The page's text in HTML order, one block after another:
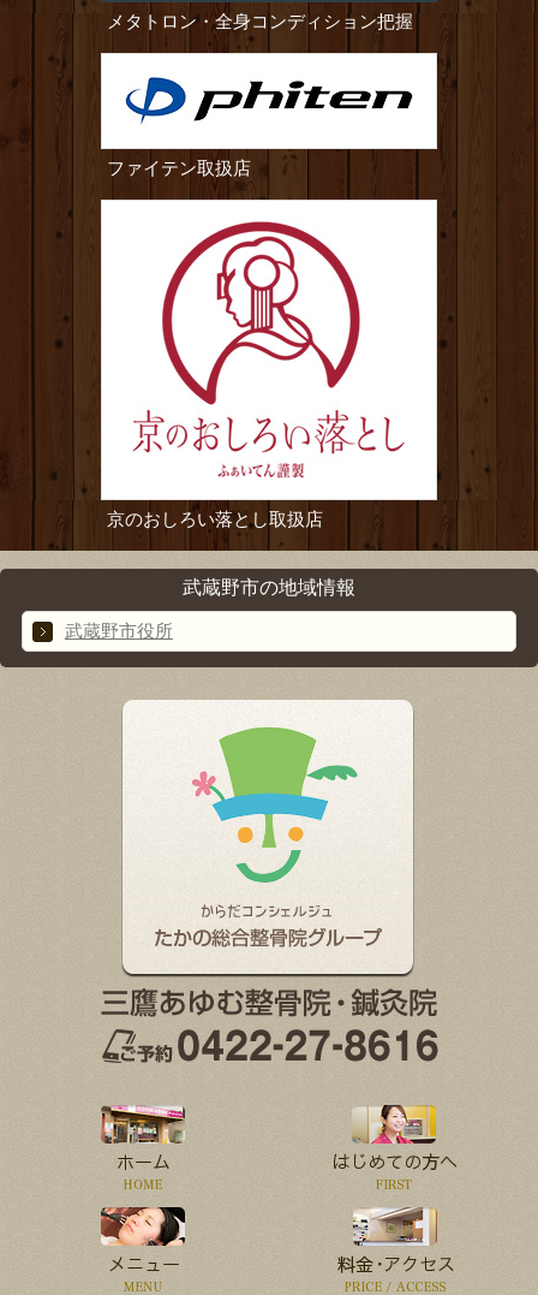
メタトロン・全身コンディション把握
ファイテン取扱店
京のおしろい落とし取扱店
武蔵野市の地域情報
武蔵野市役所